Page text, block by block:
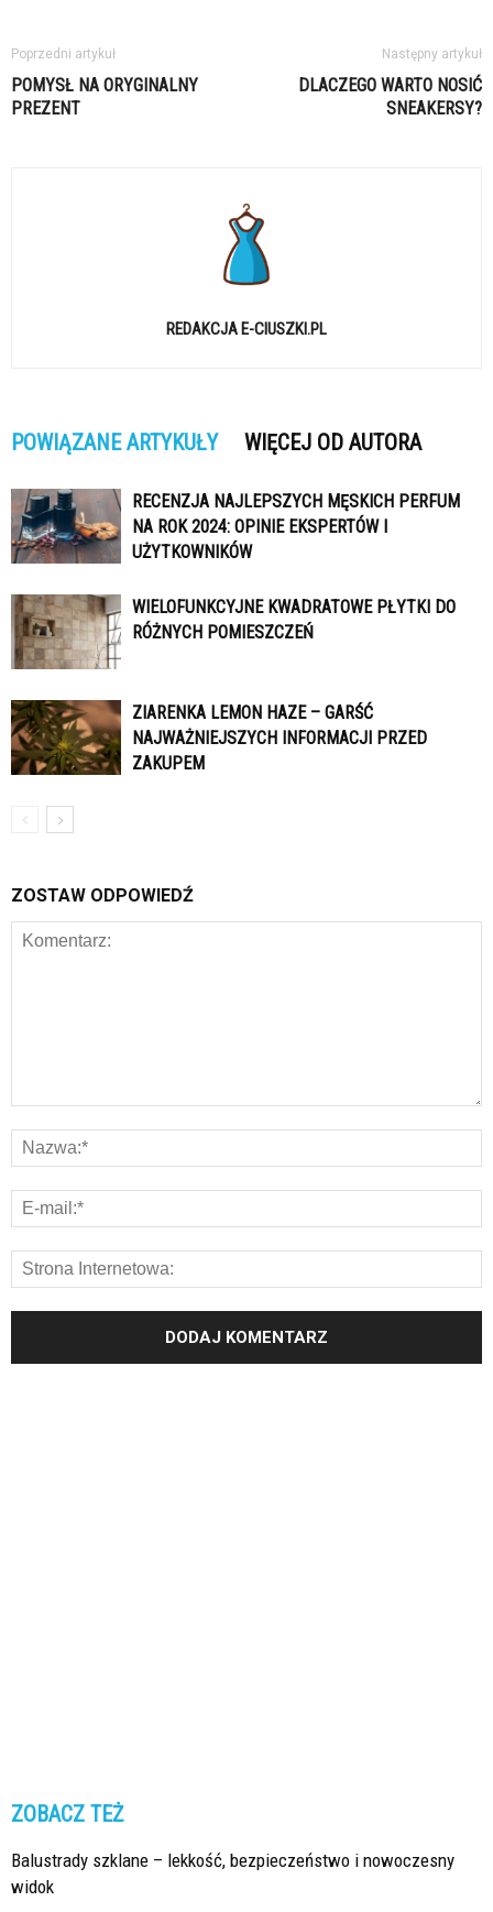
Poprzedni artykuł
POMYSŁ NA ORYGINALNY
PREZENT
Następny artykuł
DLACZEGO WARTO NOSIĆ
SNEAKERSY?
REDAKCJA E-CIUSZKI.PL
POWIĄZANE ARTYKUŁY WIĘCEJ OD AUTORA
RECENZJA NAJLEPSZYCH MĘSKICH PERFUM
NA ROK 2024: OPINIE EKSPERTÓW I
UŻYTKOWNIKÓW
WIELOFUNKCYJNE KWADRATOWE PŁYTKI DO
RÓŻNYCH POMIESZCZEŃ
ZIARENKA LEMON HAZE – GARŚĆ
NAJWAŻNIEJSZYCH INFORMACJI PRZED
ZAKUPEM
ZOSTAW ODPOWIEDŹ
ZOBACZ TEŻ
Balustrady szklane – lekkość, bezpieczeństwo i nowoczesny
widok